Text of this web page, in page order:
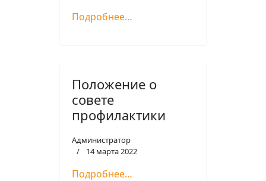
Подробнее…
Положение о
совете
профилактики
Администратор
14 марта 2022
Подробнее…